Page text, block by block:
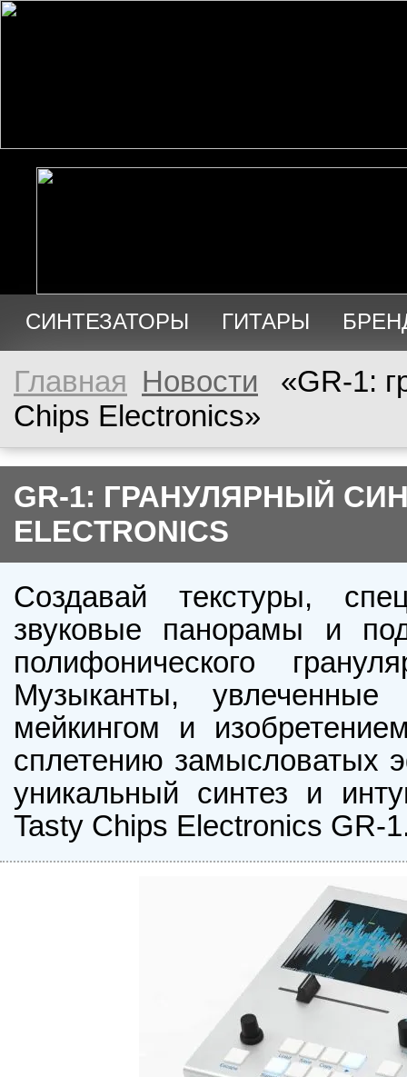
СИНТЕЗАТОРЫ ГИТАРЫ
АУДИО ПРОДАЖА
Главная Новости
«GR-1:
Chips Electronics»
GR-1: ГРАНУЛЯРНЫЙ
ELECTRONICS
Создавай текстуры,
звуковые панорамы и
полифонического
Музыканты,
мейкингом и
сплетению замысловатых
уникальный синтез и
Tasty Chips Electronics GR-